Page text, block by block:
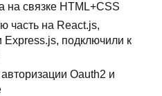
на связке HTML+CSS
часть на React.js,
подключили к
Oauth2 и